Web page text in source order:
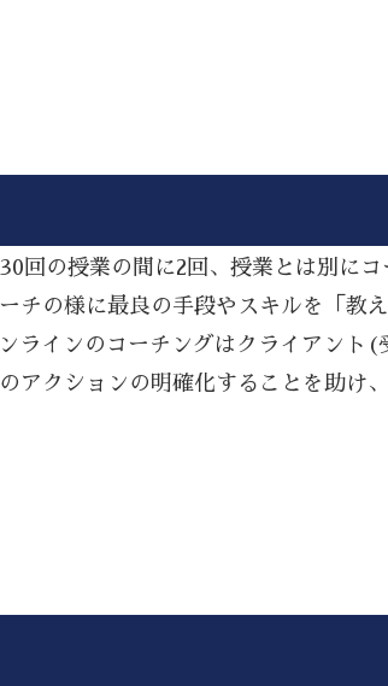
回の授業の間に2回、授業とは別に
チの様に最良の手段やスキルを「
ラインのコーチングはクライアント
アクションの明確化することを助け